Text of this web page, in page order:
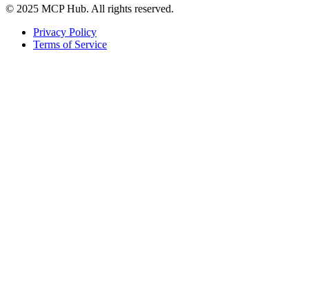
© 2025 MCP Hub. All rights reserved.
Privacy Policy
Terms of Service